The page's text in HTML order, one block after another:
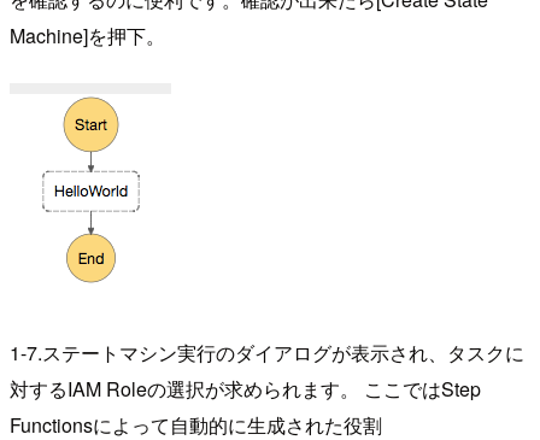
Machine]を押下。
1-7.ステートマシン実行のダイアログが表示され、タスクに
対するIAM Roleの選択が求められます。 ここではStep
Functionsによって自動的に生成された役割